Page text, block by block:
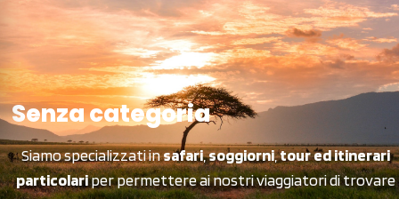
Senza categoria
Siamo specializzati insafari,soggiorni,tour ed itinerari
particolariper permettere ai nostri viaggiatori di trovare